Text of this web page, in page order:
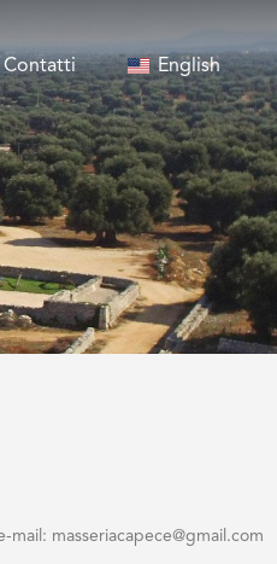
Contatti English
masseriacapece@gmail.com